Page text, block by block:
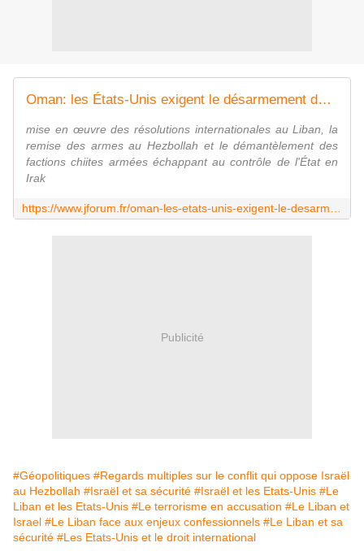
Oman: les États-Unis exigent le désarmement du Hezbollah - JForum
mise en œuvre des résolutions internationales au Liban, la
remise des armes au Hezbollah et le démantèlement des
factions chiites armées échappant au contrôle de l'État en
Irak
Publicité
#Géopolitiques #Regards multiples sur le conflit qui oppose Israël
au Hezbollah #Israël et sa sécurité #Israël et les Etats-Unis #Le
Liban et les Etats-Unis #Le terrorisme en accusation #Le Liban et
Israel #Le Liban face aux enjeux confessionnels #Le Liban et sa
sécurité #Les Etats-Unis et le droit international